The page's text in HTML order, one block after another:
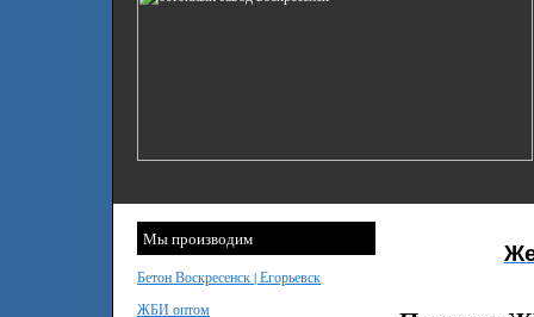
Мы производим
Бетон Воскресенск | Егорьевск
ЖБИ оптом